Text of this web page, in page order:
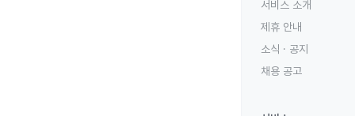
서비스 소개
제휴 안내
소식 · 공지
채용 공고